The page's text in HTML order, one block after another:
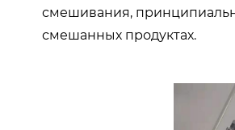
смешивания,
смешанных продуктах.